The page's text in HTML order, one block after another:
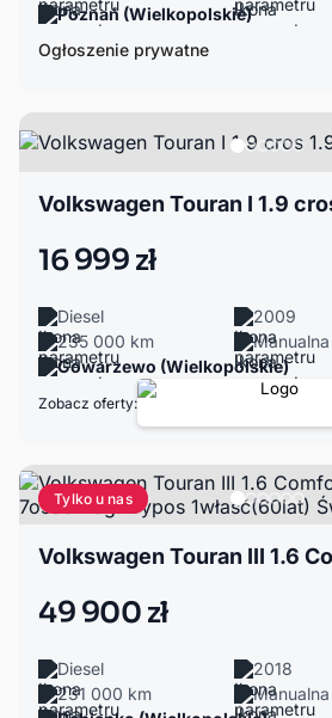
Poznań (Wielkopolskie)
Ogłoszenie prywatne
Volkswagen Touran I 1.9
16 999 zł
Diesel
2009
235 000 km
Manualna
Gowarzewo (Wielkopolskie)
Zobacz oferty:
Tylko u nas
49 900 zł
Diesel
2018
231 000 km
Manualna